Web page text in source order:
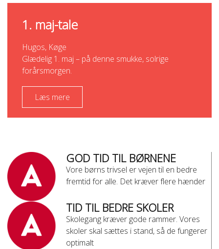
1. maj-tale
Hugos, Køge
Glædelig 1. maj – på denne smukke, solrige
forårsmorgen.
Læs mere
GOD TID TIL BØRNENE
Vore børns trivsel er vejen til en bedre
fremtid for alle. Det kræver flere hænder
TID TIL BEDRE SKOLER
Skolegang kræver gode rammer. Vores
skoler skal sættes i stand, så de fungerer
optimalt